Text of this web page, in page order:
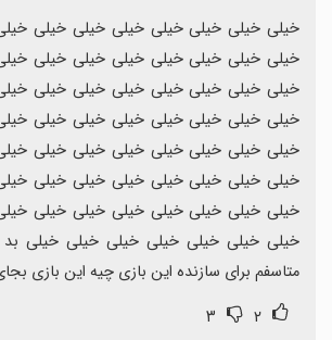
متاسفم برای سازنده این بازی چیه این بازی
۲ ۳